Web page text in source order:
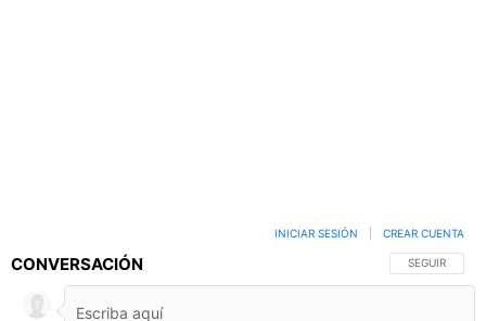
CONVERSACIÓN SIGA ESTA
SEGUIR
INICIAR SESIÓN CREAR CUENTA